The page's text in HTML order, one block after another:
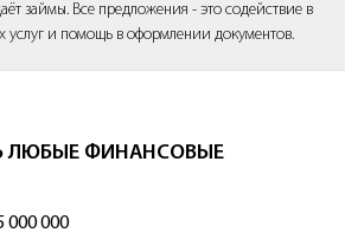
займы. Все предложения - это содействие в
услуг и помощь в оформлении документов.
ЛЮБЫЕ ФИНАНСОВЫЕ
000 000